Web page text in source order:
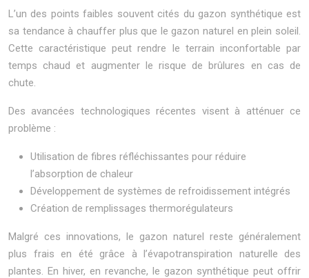
L’un des points faibles souvent cités du gazon synthétique est
sa tendance à chauffer plus que le gazon naturel en plein soleil.
Cette caractéristique peut rendre le terrain inconfortable par
temps chaud et augmenter le risque de brûlures en cas de
chute.
Des avancées technologiques récentes visent à atténuer ce
problème :
Utilisation de fibres réfléchissantes pour réduire
l’absorption de chaleur
Développement de systèmes de refroidissement intégrés
Création de remplissages thermorégulateurs
Malgré ces innovations, le gazon naturel reste généralement
plus frais en été grâce à l’évapotranspiration naturelle des
plantes. En hiver, en revanche, le gazon synthétique peut offrir